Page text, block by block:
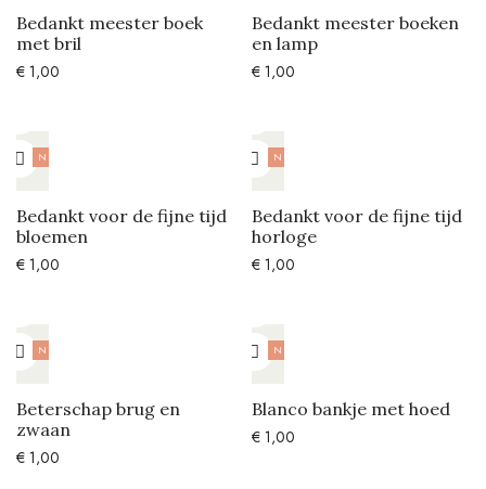
Bedankt meester boek
met bril
€ 1,00
Bedankt meester boeken
en lamp
€1,00
NIEUW
Bedankt voor de fijne tijd
bloemen
€ 1,00
NIEUW
Bedankt voor de fijne tijd
horloge
€1,00
NIEUW
Beterschap brug en
zwaan
€ 1,00
NIEUW
Blanco bankje met hoed
€1,00